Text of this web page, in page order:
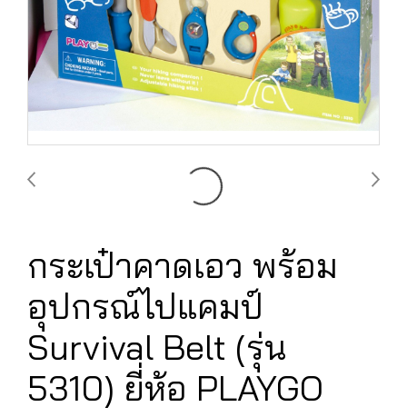
กระเป๋าคาดเอว พร้อม
อุปกรณ์ไปแคมป์
Survival Belt (รุ่น
5310) ยี่ห้อ PLAYGO